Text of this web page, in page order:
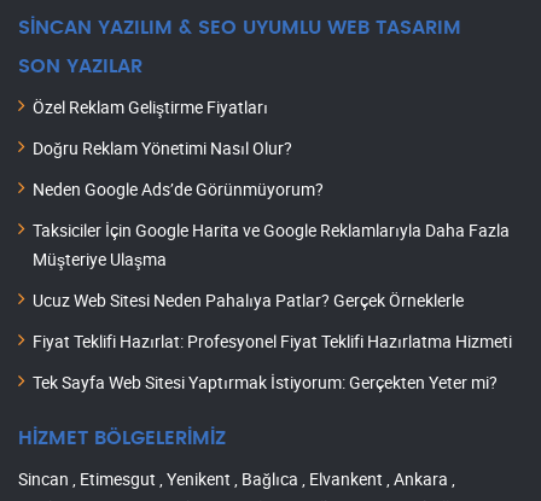
SİNCAN YAZILIM & SEO UYUMLU WEB TASARIM
SON YAZILAR
Özel Reklam Geliştirme Fiyatları
Doğru Reklam Yönetimi Nasıl Olur?
Neden Google Ads’de Görünmüyorum?
Taksiciler İçin Google Harita ve Google Reklamlarıyla Daha Fazla
Müşteriye Ulaşma
Ucuz Web Sitesi Neden Pahalıya Patlar? Gerçek Örneklerle
Fiyat Teklifi Hazırlat: Profesyonel Fiyat Teklifi Hazırlatma Hizmeti
Tek Sayfa Web Sitesi Yaptırmak İstiyorum: Gerçekten Yeter mi?
HİZMET BÖLGELERİMİZ
Sincan , Etimesgut , Yenikent , Bağlıca , Elvankent , Ankara ,